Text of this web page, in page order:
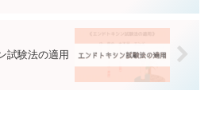
試験法の適用